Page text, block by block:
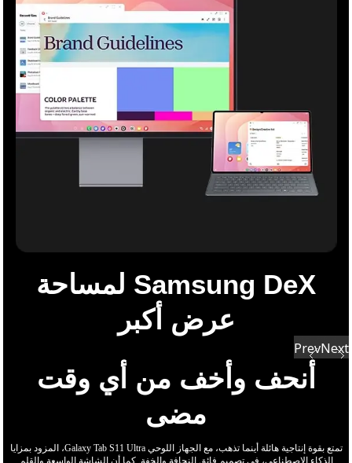
Samsung DeX لمساحة
عرض أكبر
PrevNext
أنحف وأخف من أي وقت
مضى
تمتع بقوة إنتاجية هائلة أينما تذهب، مع الجهاز اللوحي Galaxy Tab S11 Ultra، المزود بمزايا
الذكاء الاصطناعي، في تصميم فائق النحافة والخفة. كما أن الشاشة الواسعة والقلم